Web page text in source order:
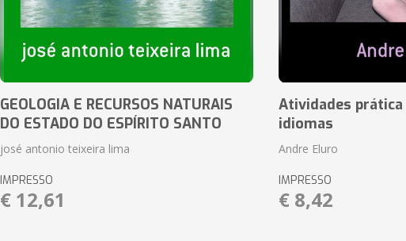
GEOLOGIA E RECURSOS NATURAIS
DO ESTADO DO ESPÍRITO SANTO
josé antonio teixeira lima
IMPRESSO
€ 12,61
Atividades
idiomas
Andre Eluro
IMPRESSO
€ 8,42